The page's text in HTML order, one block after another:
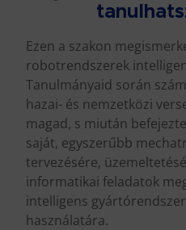
Ezen a szakon
robotrendszerek
Tanulmányaid során
hazai- és nemzetközi
magad, s miután
saját, egyszerűbb
tervezésére,
informatikai feladatok
intelligens
használatára.